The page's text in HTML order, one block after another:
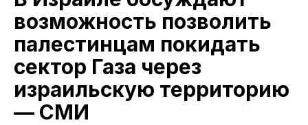
возможность позволить
палестинцам покидать
сектор Газа через
израильскую территорию
— СМИ